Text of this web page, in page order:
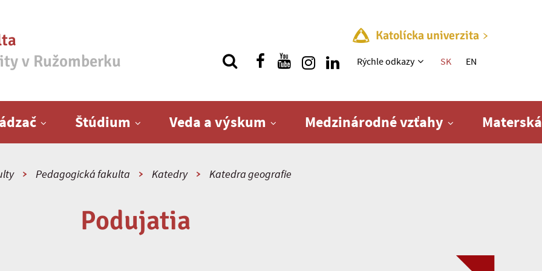
v Ružomberku
Katolícka univerzita
Rýchle menu
Rýchle odkazy SK EN
Štúdium Veda a výskum Medzinárodné vzťahy
Pedagogická fakulta Katedry Katedra geografie
Podujatia